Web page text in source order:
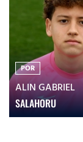
POR
ALIN GABRIEL
SALAHORU